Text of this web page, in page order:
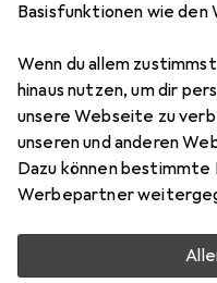
Basisfunktionen wie den
Wenn du allem
hinaus nutzen, um dir
unsere Webseite zu
unseren und anderen
Dazu können
Werbepartner
Zubehör für
Pro
Hier findest du
LoopEnergy Pro aus der